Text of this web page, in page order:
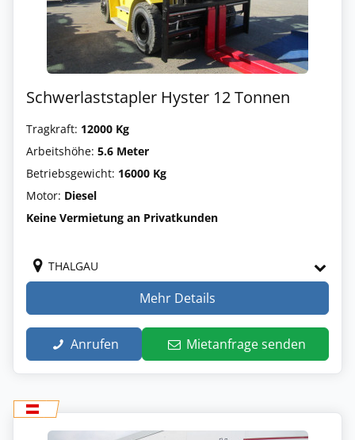
Schwerlaststapler Hyster 12 Tonnen
Tragkraft: 12000 Kg
Arbeitshöhe: 5.6 Meter
Betriebsgewicht: 16000 Kg
Motor: Diesel
Keine Vermietung an Privatkunden
THALGAU
Mehr Details
Anrufen Mietanfrage senden